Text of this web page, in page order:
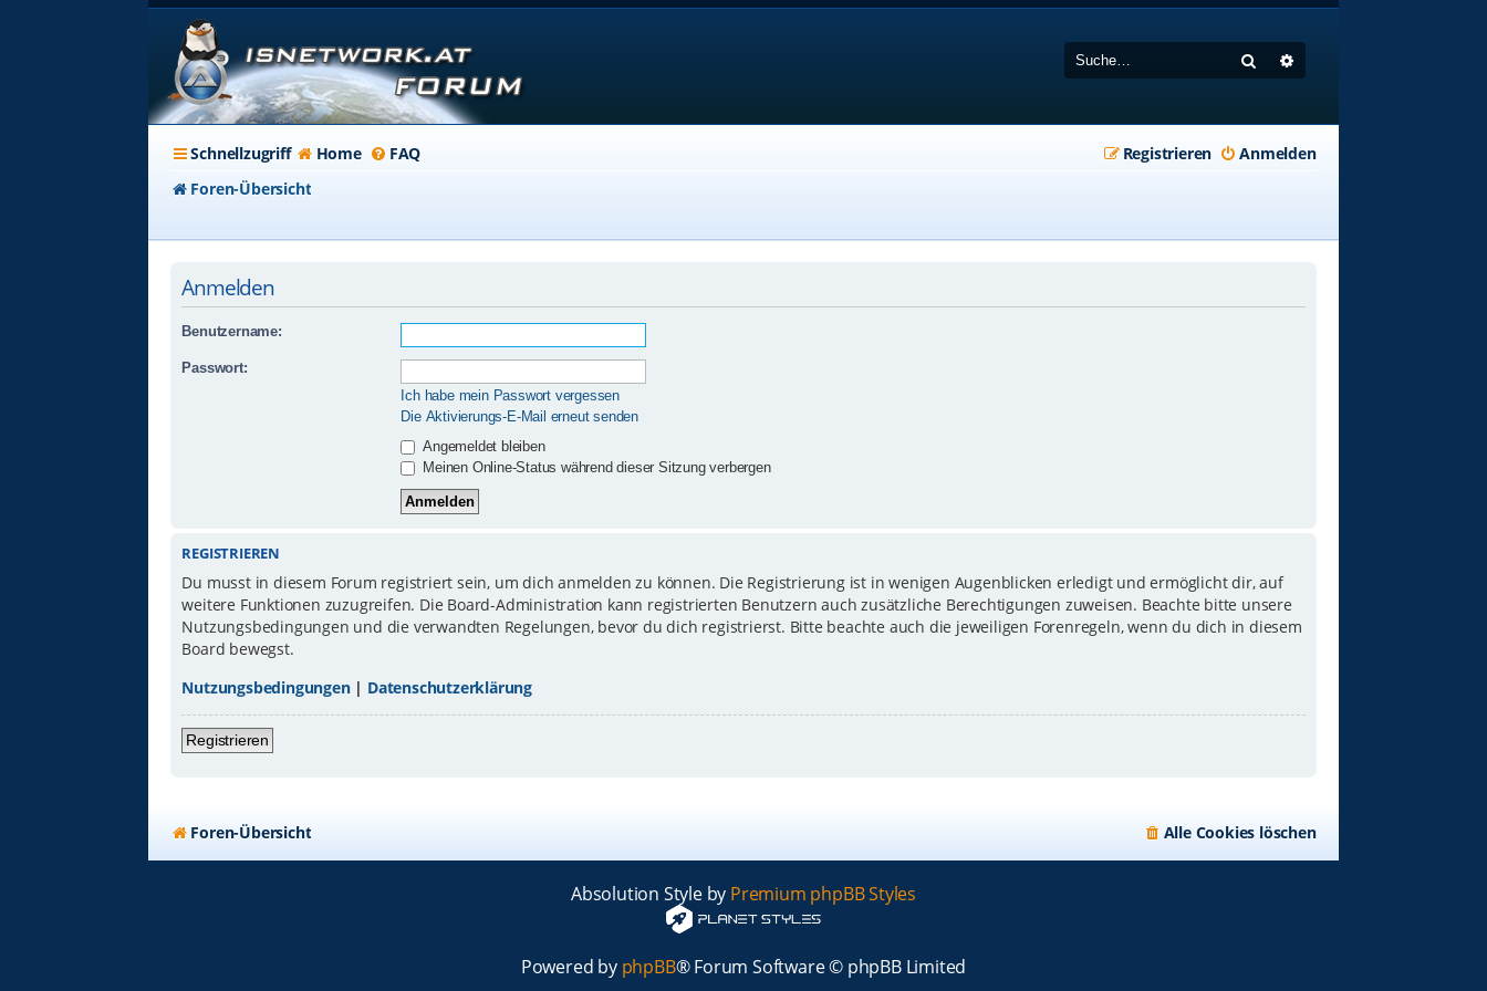
Suche
Schnellzugriff Home FAQ Anmelden
Registrieren
Foren-Übersicht
Anmelden
Benutzername:
Passwort:
Ich habe mein Passwort vergessen
Die Aktivierungs-E-Mail erneut senden
Angemeldet bleiben
Meinen Online-Status während dieser Sitzung verbergen
REGISTRIEREN
Du musst in diesem Forum registriert sein, um dich anmelden zu können. Die Registrierung ist in wenigen Augenblicken erledigt und ermöglicht dir, auf
weitere Funktionen zuzugreifen. Die Board-Administration kann registrierten Benutzern auch zusätzliche Berechtigungen zuweisen. Beachte bitte unsere
Nutzungsbedingungen und die verwandten Regelungen, bevor du dich registrierst. Bitte beachte auch die jeweiligen Forenregeln, wenn du dich in diesem
Board bewegst.
Nutzungsbedingungen| Datenschutzerklärung
Registrieren
Foren-Übersicht Alle Cookies löschen
Absolution Style by Premium phpBB Styles
Powered by phpBB® Forum Software © phpBB Limited